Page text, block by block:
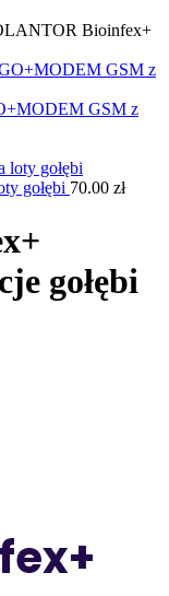
Bioinfex+
GSM z
gołębi 70.00 zł
gołębi